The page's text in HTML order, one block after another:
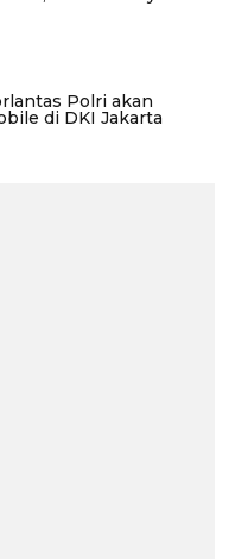
Polri akan
di DKI Jakarta